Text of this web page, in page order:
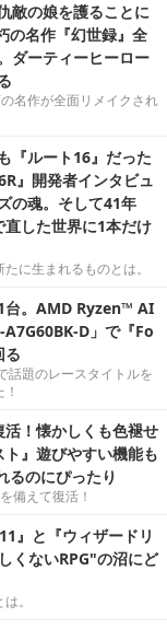
敵の娘を護ることに
の名作『幻世録』全
ダーティーヒーロー
名作が全面リメイクされ
『ルート16』だった
』開発者インタビュ
の魂。そして41年
した世界に1本だけ
に生まれるものとは。
台。AMD Ryzen™ AI
D」で『Fo
る
話題のレースタイトルを
！懐かしくも色褪せ
』遊びやすい機能も
るのにぴったり
備えて復活！
』と『ウィザードリ
くないRPG"の沼にど
。